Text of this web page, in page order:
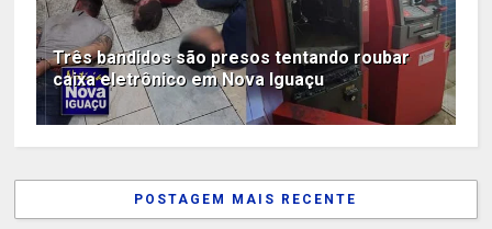
Três bandidos são presos tentando roubar
caixa eletrônico em Nova Iguaçu
POSTAGEM MAIS RECENTE